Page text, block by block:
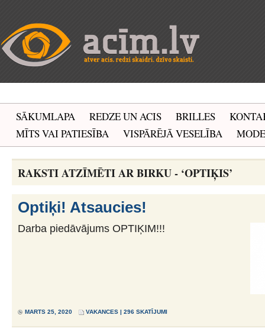
SĀKUMLAPA REDZE UN ACIS BRILLES
MĪTS VAI PATIESĪBA
VISPĀRĒJĀ VESELĪBA MODE
RAKSTI ATZĪMĒTI AR BIRKU - ‘OPTIĶIS’
Optiķi! Atsaucies!
Darba piedāvājums OPTIĶIM!!!
MARTS 25, 2020 VAKANCES | 296 SKATĪJUMI